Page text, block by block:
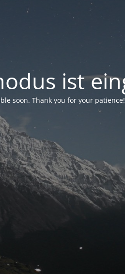
ist
soon. Thank you for your patience!